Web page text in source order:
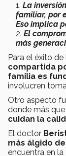
La
familiar, por
Eso implica
El
más
Para el éxito
compartida
familia es
involucren
Otro aspecto
donde más
cuidan la
El doctor
más álgido
encuentra en la